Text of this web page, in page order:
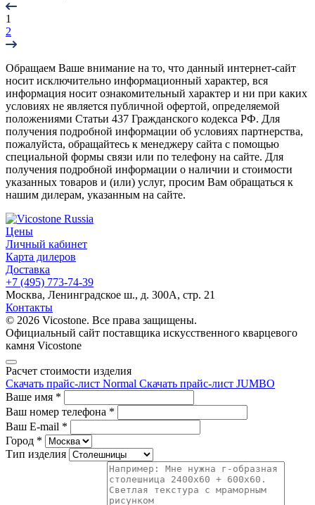
1
2
Обращаем Ваше внимание на то, что данный интернет-сайт
носит исключительно информационный характер, вся
информация носит ознакомительный характер и ни при каких
условиях не является публичной офертой, определяемой
положениями Статьи 437 Гражданского кодекса РФ. Для
получения подробной информации об условиях партнерства,
пожалуйста, обращайтесь к менеджеру сайта с помощью
специальной формы связи или по телефону на сайте. Для
получения подробной информации о наличии и стоимости
указанных товаров и (или) услуг, просим Вам обращаться к
нашим дилерам, указанным на сайте.
Цены
Личный кабинет
Карта дилеров
Доставка
+7 (495) 773-74-39
Москва, Ленинградское ш., д. 300А, стр. 21
Контакты
© 2026 Vicostone. Все права защищены.
Официальный сайт поставщика искусственного кварцевого
камня Vicostone
Расчет стоимости изделия
Скачать прайс-лист Normal Скачать прайс-лист JUMBO
Ваше имя *
Ваш номер телефона *
Ваш E-mail *
Город *
Тип изделия